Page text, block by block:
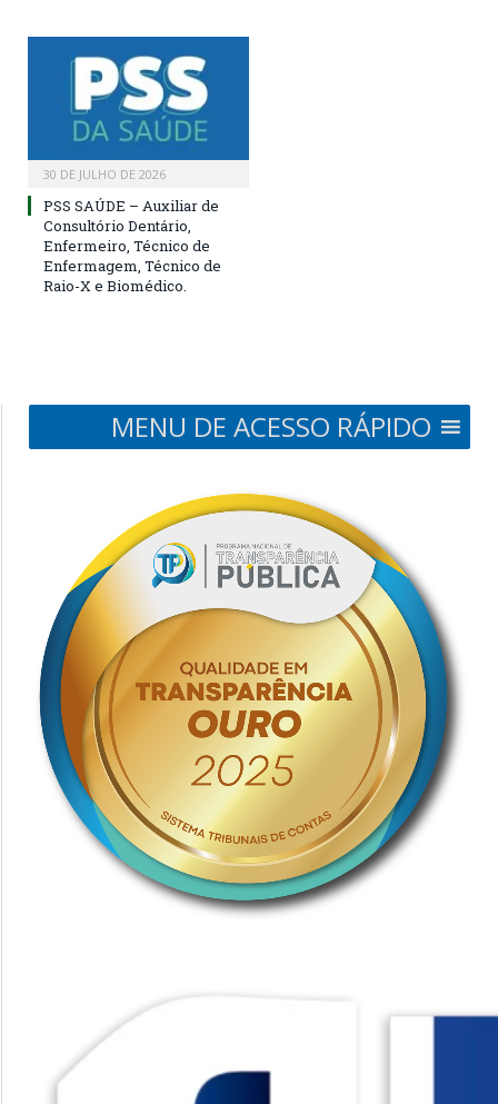
30 DE JULHO DE 2026
PSS SAÚDE – Auxiliar de
Consultório Dentário,
Enfermeiro, Técnico de
Enfermagem, Técnico de
Raio-X e Biomédico.
MENU DE ACESSO RÁPIDO